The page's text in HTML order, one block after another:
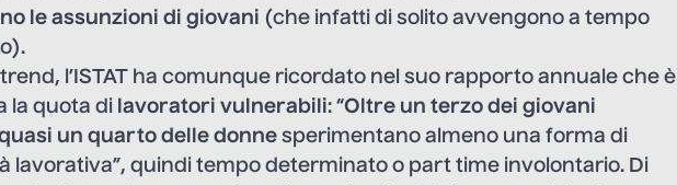
le assunzioni di giovani (che infatti di solito avvengono a tempo
l’ISTAT ha comunque ricordato nel suo rapporto annuale che è
la quota di lavoratori vulnerabili: “Oltre un terzo dei giovani
un quarto delle donne sperimentano almeno una forma di
lavorativa”, quindi tempo determinato o part time involontario. Di